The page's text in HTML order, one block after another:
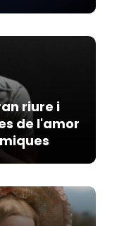
riure i
de l'amor